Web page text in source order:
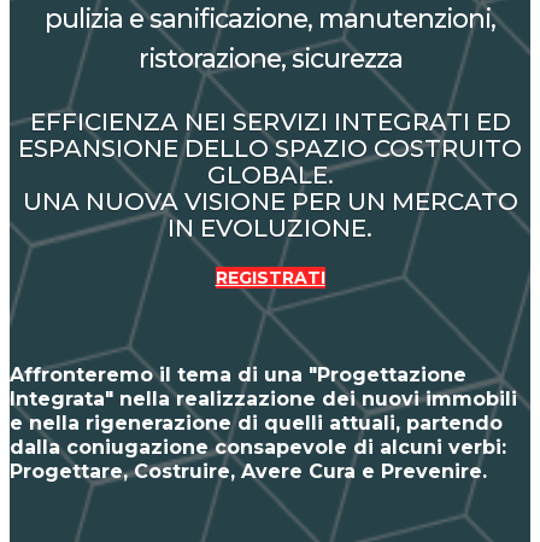
pulizia e sanificazione, manutenzioni,
ristorazione, sicurezza
EFFICIENZA NEI SERVIZI INTEGRATI ED
ESPANSIONE DELLO SPAZIO COSTRUITO
GLOBALE.
UNA NUOVA VISIONE PER UN MERCATO
IN EVOLUZIONE.
REGISTRATI
Affronteremo il tema di una "Progettazione
Integrata" nella realizzazione dei nuovi immobili
e nella rigenerazione di quelli attuali, partendo
dalla coniugazione consapevole di alcuni verbi:
Progettare, Costruire, Avere Cura e Prevenire.